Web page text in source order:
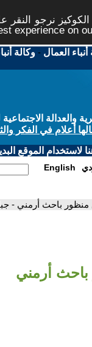
نرجو
experience on
أنباء العمال -وكالة
الاجتماعية
أعلام في الفكر
لاستخدام الموقع
English
باحث أرمني -
باحث أرمني